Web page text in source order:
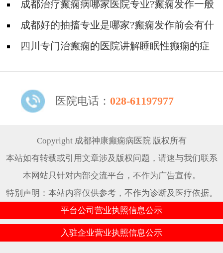
癫痫病发作前有哪些症状?
成都治疗癫痫病哪家医院专业?癫痫发作一般
有哪些症状?
成都好的抽搐专业是哪家?癫痫发作前会有什
么征兆?
四川专门治癫痫的医院讲解睡眠性癫痫的症
医院电话： 028-61197977
Copyright 成都神康癫痫病医院 版权所有
本站如有转载或引用文章涉及版权问题，请速与我们联系
本网站只针对内部交流平台，不作为广告宣传。
特别声明：本站内容仅供参考，不作为诊断及医疗依据。
平台公司营业执照信息公示
入驻企业营业执照信息公示